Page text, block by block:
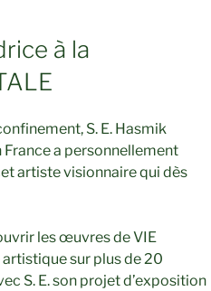
à la
S. E. Hasmik
France a personnellement
artiste visionnaire qui dès
les œuvres de VIE
sur plus de 20
S. E. son projet d’exposition